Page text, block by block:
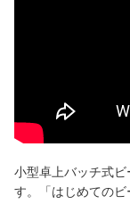
小型卓上バッチ式
す。「はじめてのビ